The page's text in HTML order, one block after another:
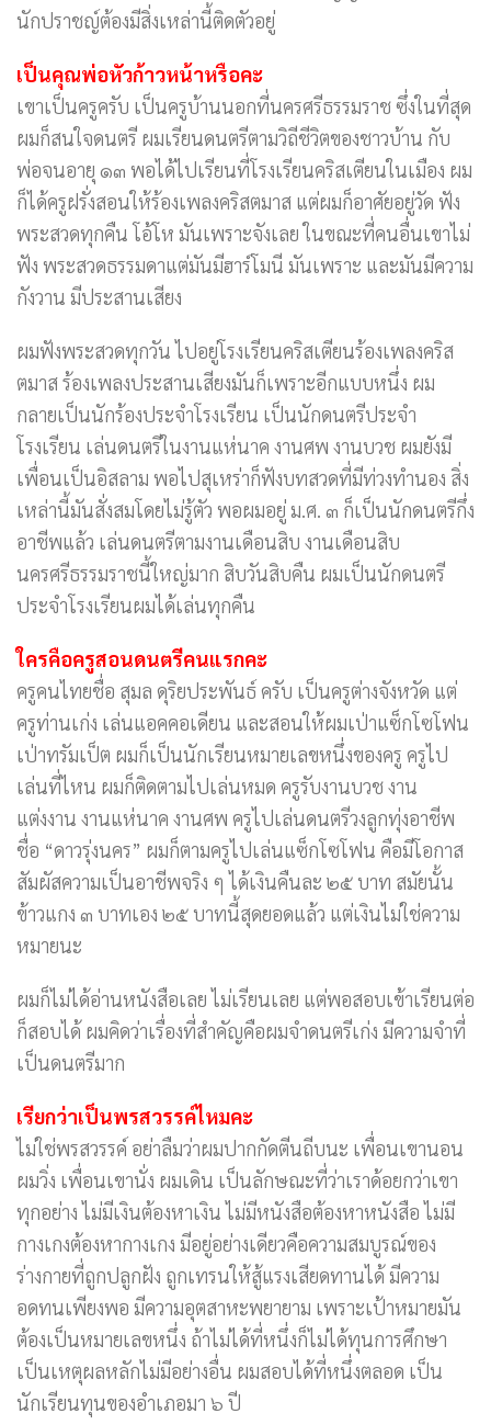
นักปราชญ์ต้องมีสิ่งเหล่านี้ติดตัวอยู่
เป็นคุณพ่อหัวก้าวหน้าหรือคะ
เขาเป็นครูครับ เป็นครูบ้านนอกที่นครศรีธรรมราช ซึ่งในที่สุด
ผมก็สนใจดนตรี ผมเรียนดนตรีตามวิถีชีวิตของชาวบ้าน กับ
พ่อจนอายุ ๑๓ พอได้ไปเรียนที่โรงเรียนคริสเตียนในเมือง ผม
ก็ได้ครูฝรั่งสอนให้ร้องเพลงคริสตมาส แต่ผมก็อาศัยอยู่วัด ฟัง
พระสวดทุกคืน โอ้โห มันเพราะจังเลย ในขณะที่คนอื่นเขาไม่
ฟัง พระสวดธรรมดาแต่มันมีฮาร์โมนี มันเพราะ และมันมีความ
กังวาน มีประสานเสียง
ผมฟังพระสวดทุกวัน ไปอยู่โรงเรียนคริสเตียนร้องเพลงคริส
ตมาส ร้องเพลงประสานเสียงมันก็เพราะอีกแบบหนึ่ง ผม
กลายเป็นนักร้องประจำโรงเรียน เป็นนักดนตรีประจำ
โรงเรียน เล่นดนตรีในงานแห่นาค งานศพ งานบวช ผมยังมี
เพื่อนเป็นอิสลาม พอไปสุเหร่าก็ฟังบทสวดที่มีท่วงทำนอง สิ่ง
เหล่านี้มันสั่งสมโดยไม่รู้ตัว พอผมอยู่ ม.ศ. ๓ ก็เป็นนักดนตรีกึ่ง
อาชีพแล้ว เล่นดนตรีตามงานเดือนสิบ งานเดือนสิบ
นครศรีธรรมราชนี้ใหญ่มาก สิบวันสิบคืน ผมเป็นนักดนตรี
ประจำโรงเรียนผมได้เล่นทุกคืน
ใครคือครูสอนดนตรีคนแรกคะ
ครูคนไทยชื่อ สุมล ดุริยประพันธ์ ครับ เป็นครูต่างจังหวัด แต่
ครูท่านเก่ง เล่นแอคคอเดียน และสอนให้ผมเป่าแซ็กโซโฟน
เป่าทรัมเป็ต ผมก็เป็นนักเรียนหมายเลขหนึ่งของครู ครูไป
เล่นที่ไหน ผมก็ติดตามไปเล่นหมด ครูรับงานบวช งาน
แต่งงาน งานแห่นาค งานศพ ครูไปเล่นดนตรีวงลูกทุ่งอาชีพ
ชื่อ “ดาวรุ่งนคร” ผมก็ตามครูไปเล่นแซ็กโซโฟน คือมีโอกาส
สัมผัสความเป็นอาชีพจริง ๆ ได้เงินคืนละ ๒๕ บาท สมัยนั้น
ข้าวแกง ๓ บาทเอง ๒๕ บาทนี้สุดยอดแล้ว แต่เงินไม่ใช่ความ
หมายนะ
ผมก็ไม่ได้อ่านหนังสือเลย ไม่เรียนเลย แต่พอสอบเข้าเรียนต่อ
ก็สอบได้ ผมคิดว่าเรื่องที่สำคัญคือผมจำดนตรีเก่ง มีความจำที่
เป็นดนตรีมาก
เรียกว่าเป็นพรสวรรค์ไหมคะ
ไม่ใช่พรสวรรค์ อย่าลืมว่าผมปากกัดตีนถีบนะ เพื่อนเขานอน
ผมวิ่ง เพื่อนเขานั่ง ผมเดิน เป็นลักษณะที่ว่าเราด้อยกว่าเขา
ทุกอย่าง ไม่มีเงินต้องหาเงิน ไม่มีหนังสือต้องหาหนังสือ ไม่มี
กางเกงต้องหากางเกง มีอยู่อย่างเดียวคือความสมบูรณ์ของ
ร่างกายที่ถูกปลูกฝัง ถูกเทรนให้สู้แรงเสียดทานได้ มีความ
อดทนเพียงพอ มีความอุตสาหะพยายาม เพราะเป้าหมายมัน
ต้องเป็นหมายเลขหนึ่ง ถ้าไม่ได้ที่หนึ่งก็ไม่ได้ทุนการศึกษา
เป็นเหตุผลหลักไม่มีอย่างอื่น ผมสอบได้ที่หนึ่งตลอด เป็น
นักเรียนทุนของอำเภอมา ๖ ปี